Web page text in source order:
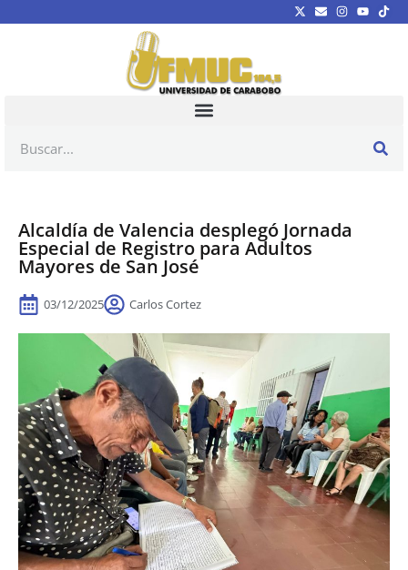
Alcaldía de Valencia desplegó Jornada
Especial de Registro para Adultos
Mayores de San José
03/12/2025 Carlos Cortez